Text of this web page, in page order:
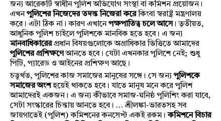
জন্য আরেকটি স্বাধীন পুলিশ অভিযোগ সংস্থা বা কমিশন প্রয়োজন।
এখনপুলিশের নিজেদের তদন্ত নিজেরা করেকিংবা স্বরাষ্ট্র মন্ত্রণালয়
করে। এটা ঠিক না। কারণ এখানেপক্ষপাতিত্ব চলে আসে। তৃতীয়ত,
আধুনিক পুলিশ চাইলে পুলিশকে মানবিক হতে হবে। এ জন্য
মানবাধিকারেরপ্রধান বিষয়গুলোকে অগ্রাধিকার ভিত্তিতে আমাদের
পুলিশের প্রশিক্ষণেআনতে হবে। যেটা এখনকার পুলিশে নেই; শুধু
পিটি, প্যারেড ও আইনের প্রশিক্ষণ আছে।
চতুর্থত, পুলিশের কাজ সমাজের মানুষের সঙ্গে। সে জন্যপুলিশকে
সমাজের অংশহয়েই থাকতে হবে। যাতে মানুষ মনে করে পুলিশ
আমাদেরই একজন। এ জন্য কীভাবে সমাজ-ঘনিষ্ঠ পুলিশিং করা যাবে,
সেটা সংস্কারের চিন্তায় আনতে হবে। … শ্রীলঙ্কা-ভারতসহ সব
জায়গাতেই (পুলিশ) কমিশনের কনসেপ্ট একই রকম।কমিশনে বিচার